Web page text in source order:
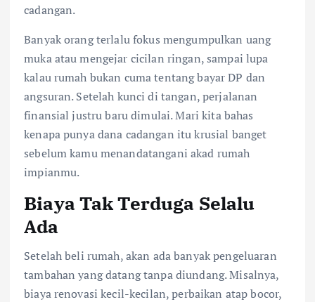
cadangan.
Banyak orang terlalu fokus mengumpulkan uang
muka atau mengejar cicilan ringan, sampai lupa
kalau rumah bukan cuma tentang bayar DP dan
angsuran. Setelah kunci di tangan, perjalanan
finansial justru baru dimulai. Mari kita bahas
kenapa punya dana cadangan itu krusial banget
sebelum kamu menandatangani akad rumah
impianmu.
Biaya Tak Terduga Selalu
Ada
Setelah beli rumah, akan ada banyak pengeluaran
tambahan yang datang tanpa diundang. Misalnya,
biaya renovasi kecil-kecilan, perbaikan atap bocor,